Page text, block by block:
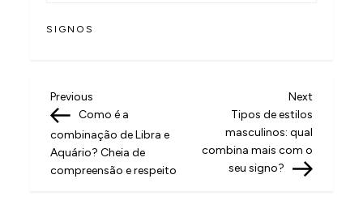
SIGNOS
N
a
v
e
Previous
Post
Previous
Como é a
combinação de Libra e
Aquário? Cheia de
compreensão e respeito
Next
Post
Next
Tipos de estilos
masculinos: qual
combina mais com o
seu signo?